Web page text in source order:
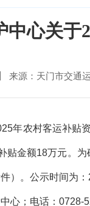
中心关于
来源：天门市交通
年农村客运补贴
贴金额18万元。
）。公示时间为
心；电话：0728-